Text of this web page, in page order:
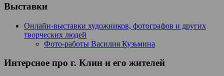
Выставки
Онлайн-выставки художников, фотографов и других
творческих людей
Фото-работы Василия Кузьмина
Интерсное про г. Клин и его жителей